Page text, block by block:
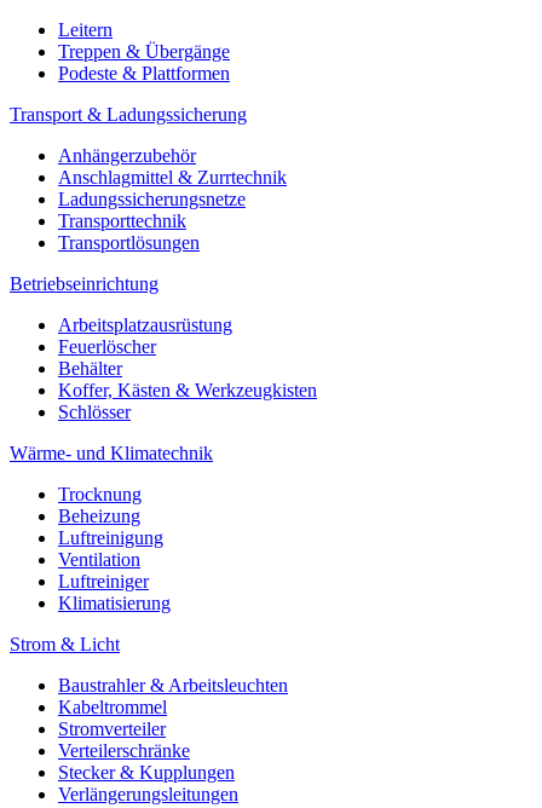
Leitern
Treppen & Übergänge
Podeste & Plattformen
Transport & Ladungssicherung
Anhängerzubehör
Anschlagmittel & Zurrtechnik
Ladungssicherungsnetze
Transporttechnik
Transportlösungen
Betriebseinrichtung
Arbeitsplatzausrüstung
Feuerlöscher
Behälter
Koffer, Kästen & Werkzeugkisten
Schlösser
Wärme- und Klimatechnik
Trocknung
Beheizung
Luftreinigung
Ventilation
Luftreiniger
Klimatisierung
Strom & Licht
Baustrahler & Arbeitsleuchten
Kabeltrommel
Stromverteiler
Verteilerschränke
Stecker & Kupplungen
Verlängerungs­leitungen